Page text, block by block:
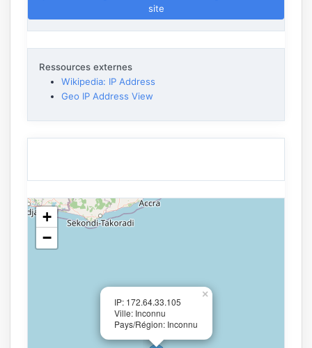
site
Ressources externes
Wikipedia: IP Address
Geo IP Address View
IP: 172.64.33.105
Ville: Inconnu
Pays/Région: Inconnu
×
+
−